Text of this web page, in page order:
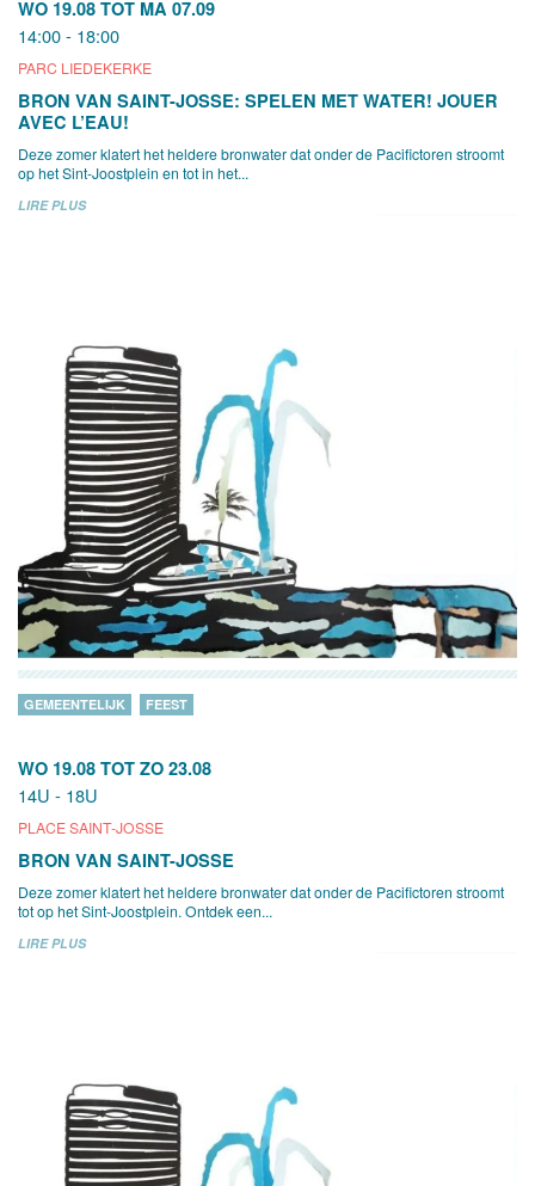
WO 19.08 TOT MA 07.09
14:00 - 18:00
PARC LIEDEKERKE
BRON VAN SAINT-JOSSE: SPELEN MET WATER! JOUER
AVEC L’EAU!
Deze zomer klatert het heldere bronwater dat onder de Pacifictoren stroomt
op het Sint-Joostplein en tot in het...
LIRE PLUS
WO 19.08 TOT ZO 23.08
14U - 18U
PLACE SAINT-JOSSE
GEMEENTELIJK FEEST
BRON VAN SAINT-JOSSE
Deze zomer klatert het heldere bronwater dat onder de Pacifictoren stroomt
tot op het Sint-Joostplein. Ontdek een...
LIRE PLUS